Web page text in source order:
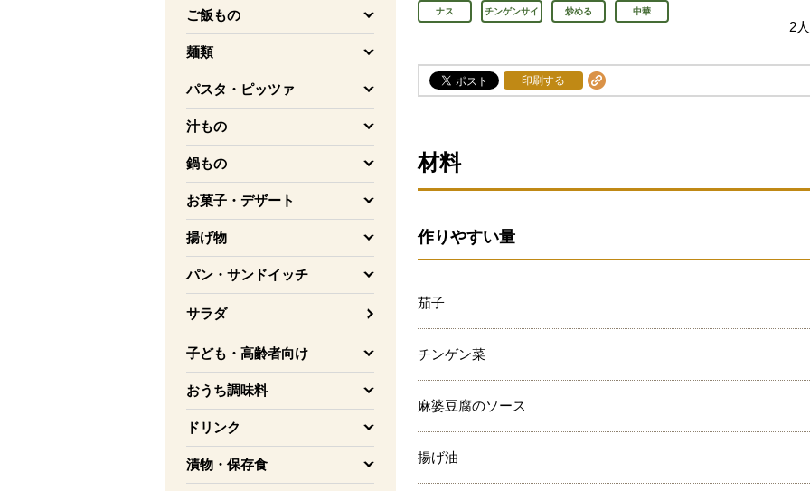
ご飯もの
を開く
麺類
を開く
パスタ・ピッツァ
を開く
汁もの
を開く
鍋もの
を開く
お菓子・デザート
を開く
揚げ物
を開く
パン・サンドイッチ
を開く
サラダ
子ども・高齢者向け
を開く
おうち調味料
を開く
ドリンク
を開く
漬物・保存食
を開く
ナス チンゲンサイ 炒める 中華
2人
印刷する
材料
作りやすい量
茄子
チンゲン菜
麻婆豆腐のソース
揚げ油